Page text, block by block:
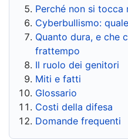
Perché non si tocca
Cyberbullismo:
Quanto dura, e che
frattempo
Il ruolo dei genitori
Miti e fatti
Glossario
Costi della difesa
Domande frequenti